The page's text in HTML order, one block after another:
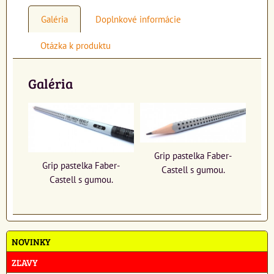
Galéria Doplnkové informácie
Otázka k produktu
Galéria
Grip pastelka Faber-
Castell s gumou.
Grip pastelka Faber-
Castell s gumou.
NOVINKY
ZĽAVY